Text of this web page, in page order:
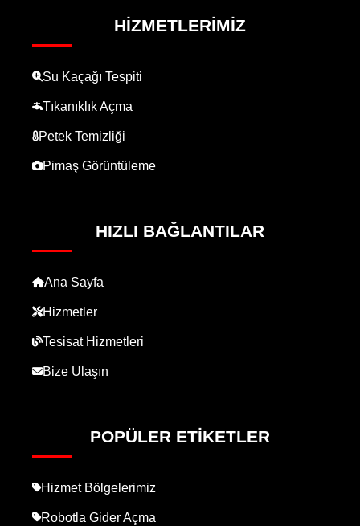
HIZMETLERIMIZ
Su Kaçağı Tespiti
Tıkanıklık Açma
Petek Temizliği
Pimaş Görüntüleme
HIZLI BAĞLANTILAR
Ana Sayfa
Hizmetler
Tesisat Hizmetleri
Bize Ulaşın
POPÜLER ETIKETLER
Hizmet Bölgelerimiz
Robotla Gider Açma